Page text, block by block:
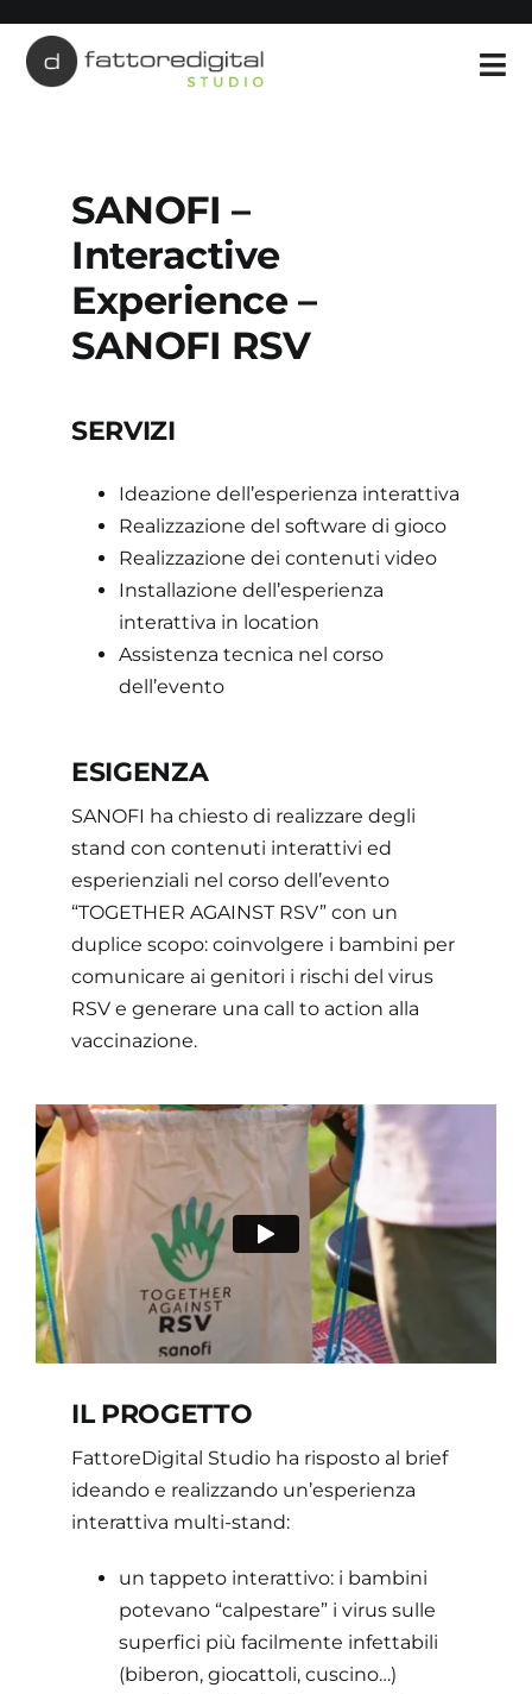
contenuto
SANOFI –
Interactive
Experience –
SANOFI RSV
SERVIZI
Ideazione dell’esperienza interattiva
Realizzazione del software di gioco
Realizzazione dei contenuti video
Installazione dell’esperienza
interattiva in location
Assistenza tecnica nel corso
dell’evento
ESIGENZA
SANOFI ha chiesto di realizzare degli
stand con contenuti interattivi ed
esperienziali nel corso dell’evento
“TOGETHER AGAINST RSV” con un
duplice scopo: coinvolgere i bambini per
comunicare ai genitori i rischi del virus
RSV e generare una call to action alla
vaccinazione.
IL PROGETTO
FattoreDigital Studio ha risposto al brief
ideando e realizzando un’esperienza
interattiva multi-stand:
un tappeto interattivo: i bambini
potevano “calpestare” i virus sulle
superfici più facilmente infettabili
(biberon, giocattoli, cuscino…)